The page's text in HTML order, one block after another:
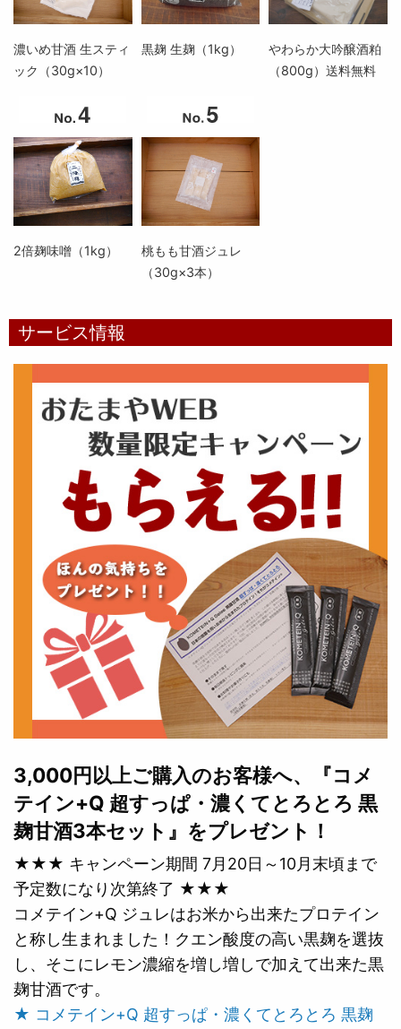
濃いめ甘酒 生スティ
ック（30g×10）
黒麹 生麹（1kg）
やわらか大吟醸酒粕
（800g）送料無料
2倍麹味噌（1kg）
桃もも甘酒ジュレ
（30g×3本）
サービス情報
3,000円以上ご購入のお客様へ、『コメ
テイン+Q 超すっぱ・濃くてとろとろ 黒
麹甘酒3本セット』をプレゼント！
★★★ キャンペーン期間 7月20日～10月末頃まで
予定数になり次第終了 ★★★
コメテイン+Q ジュレはお米から出来たプロテイン
と称し生まれました！クエン酸度の高い黒麹を選抜
し、そこにレモン濃縮を増し増しで加えて出来た黒
麹甘酒です。
★ コメテイン+Q 超すっぱ・濃くてとろとろ 黒麹